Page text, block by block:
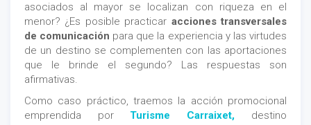
asociados al mayor se localizan con riqueza en el
menor? ¿Es posible practicar acciones transversales
de comunicación para que la experiencia y las virtudes
de un destino se complementen con las aportaciones
que le brinde el segundo? Las respuestas son
afirmativas.
Como caso práctico, traemos la acción promocional
emprendida por Turisme Carraixet, destino